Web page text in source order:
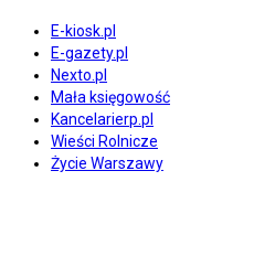
E-kiosk.pl
E-gazety.pl
Nexto.pl
Mała księgowość
Kancelarierp.pl
Wieści Rolnicze
Życie Warszawy